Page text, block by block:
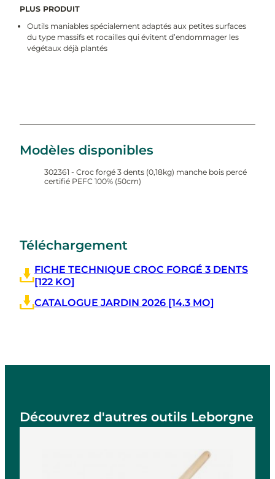
PLUS PRODUIT
Outils maniables spécialement adaptés aux petites surfaces
du type massifs et rocailles qui évitent d’endommager les
végétaux déjà plantés
Modèles disponibles
302361 - Croc forgé 3 dents (0,18kg) manche bois percé
certifié PEFC 100% (50cm)
Téléchargement
FICHE TECHNIQUE CROC FORGÉ 3 DENTS
[122 KO]
CATALOGUE JARDIN 2026 [14.3 MO]
Découvrez d'autres outils Leborgne